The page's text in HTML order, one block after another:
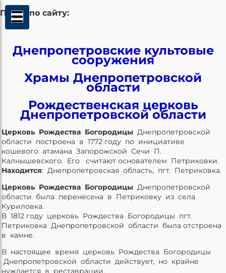
Поиск по сайту:
Днепропетровские культовые
сооружения
Храмы Днепропетровской
области
Рождественская церковь
Днепропетровской области
Церковь Рождества Богородицы Днепропетровской
области построена в 1772 году по инициативе
кошевого атамана Запорожской Сечи П.
Калнышевского. Его считают основателем Петриковки.
Находится: Днепропетровская область, пгт. Петриковка.
Церковь Рождества Богородицы Днепропетровской
области была перенесена в Петриковку из села
Куриловка.
В 1812 году церковь Рождества Богородицы пгт.
Петриковка Днепропетровской области была отстроена
в камне.
В настоящее время церковь Рождества Богородицы
Днепропетровской области действует, но крайне
нуждается в реставрации.